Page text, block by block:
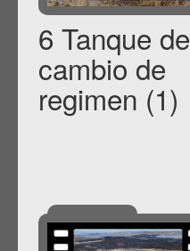
6 Tanque de
cambio de
regimen (1)